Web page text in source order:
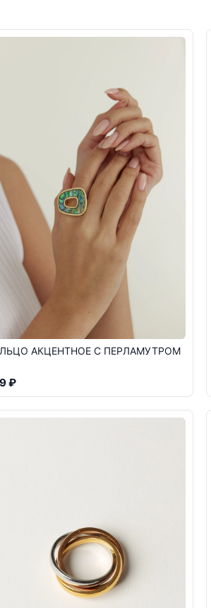
АКЦЕНТНОЕ С ПЕРЛАМУТРОМ
₽